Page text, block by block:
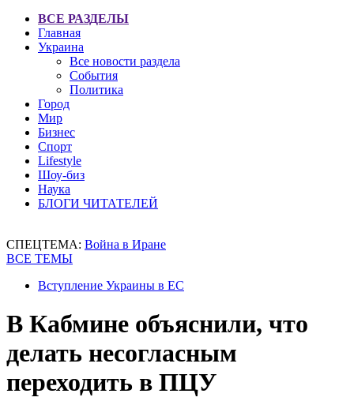
ВСЕ РАЗДЕЛЫ
Главная
Украина
Все новости раздела
События
Политика
Город
Мир
Бизнес
Спорт
Lifestyle
Шоу-биз
Наука
БЛОГИ ЧИТАТЕЛЕЙ
СПЕЦТЕМА: Война в Иране
ВСЕ ТЕМЫ
Вступление Украины в ЕС
В Кабмине объяснили, что
делать несогласным
переходить в ПЦУ